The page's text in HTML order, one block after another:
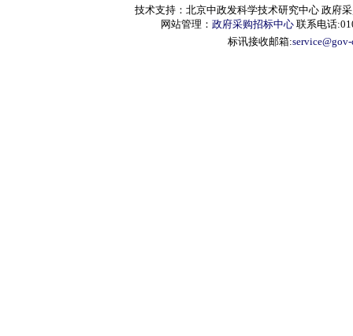
技术支持：北京中政发科学技术研究中心 政府
网站管理： 政府采购招标中心 联系电话
标讯接收邮箱: